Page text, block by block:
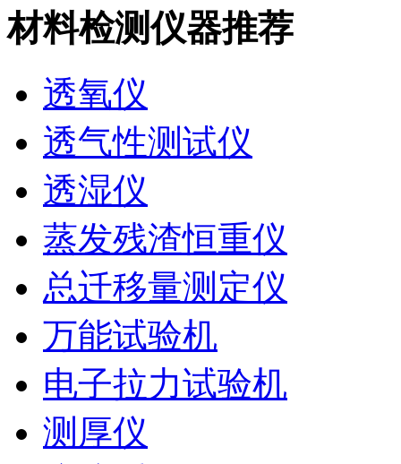
材料检测仪器推荐
透氧仪
透气性测试仪
透湿仪
蒸发残渣恒重仪
总迁移量测定仪
万能试验机
电子拉力试验机
测厚仪